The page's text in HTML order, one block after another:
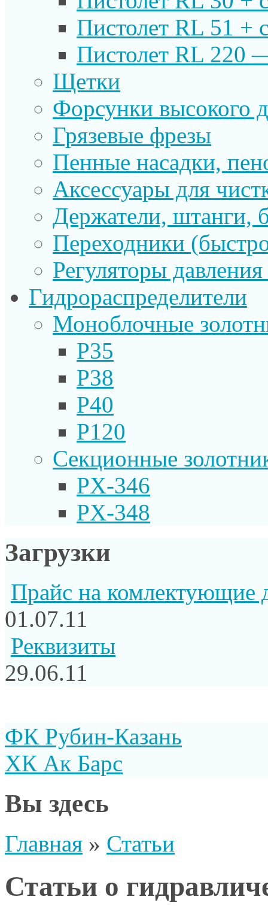
Пистолет RL 51 +
Пистолет RL 220
Щетки
Форсунки высокого
Грязевые фрезы
Пенные насадки,
Аксессуары для
Держатели, штанги,
Переходники
Регуляторы
Гидрораспределители
Моноблочные
P35
P38
P40
P120
Секционные
PX-346
PX-348
Загрузки
Прайс на комлектующие
01.07.11
Реквизиты
29.06.11
ФК Рубин-Казань
ХК Ак Барс
Вы здесь
Главная » Статьи
Статьи о